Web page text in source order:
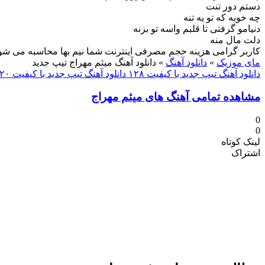
دستم دور تنت
چه خوبه که تو یه تنه
دنیامو گرفتی تا قلبم واسه تو بزنه
دلت مال منه
کاربر گرامی هزینه حجم مصرفی اینترنت شما نیم بها محاسبه می
مای موزیک » دانلود آهنگ » دانلود آهنگ میثم مهراج تیپ جدید
دانلود آهنگ تیپ جدید با کیفیت ۱۲۸
دانلود آهنگ تیپ جدید با کیفیت ۳۲۰
مشاهده تمامی آهنگ های میثم مهراج
0
0
لینک کوتاه
اشتراک